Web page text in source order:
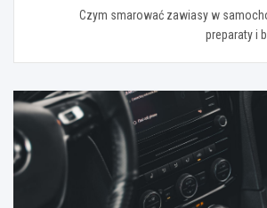
Czym smarować zawiasy w
preparaty i